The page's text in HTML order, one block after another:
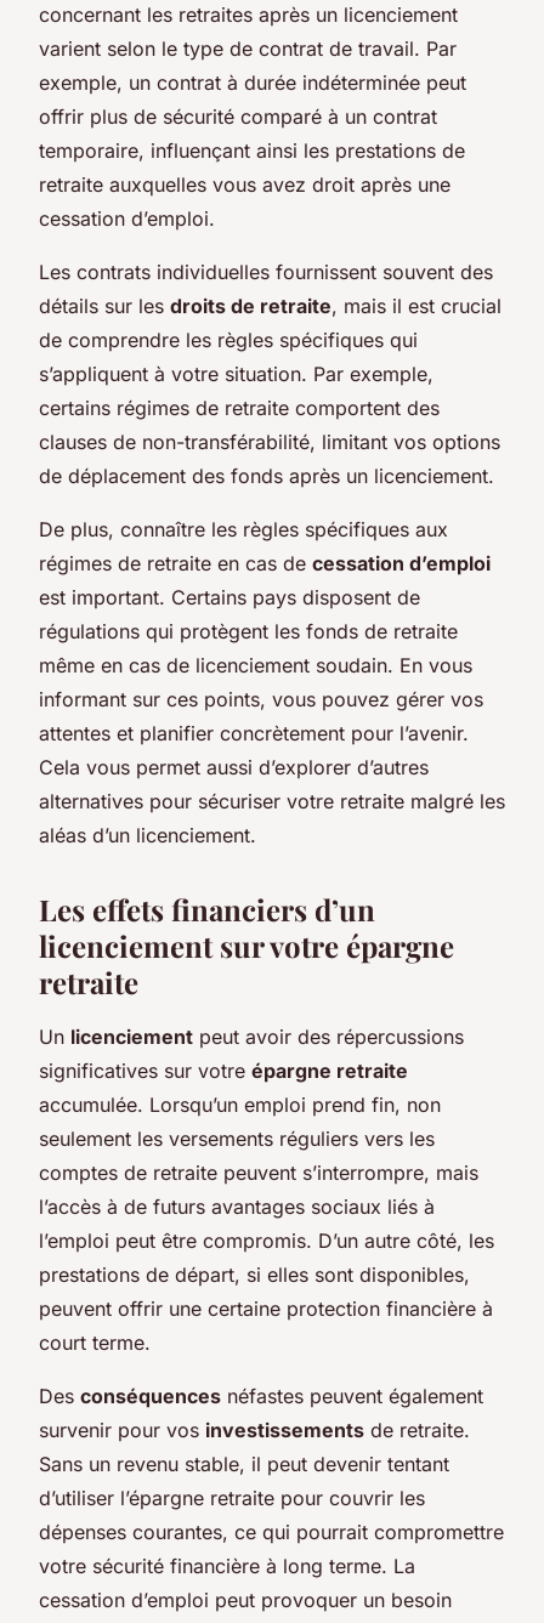
concernant les retraites après un licenciement
varient selon le type de contrat de travail. Par
exemple, un contrat à durée indéterminée peut
offrir plus de sécurité comparé à un contrat
temporaire, influençant ainsi les prestations de
retraite auxquelles vous avez droit après une
cessation d’emploi.
Les contrats individuelles fournissent souvent des
détails sur les droits de retraite, mais il est crucial
de comprendre les règles spécifiques qui
s’appliquent à votre situation. Par exemple,
certains régimes de retraite comportent des
clauses de non-transférabilité, limitant vos options
de déplacement des fonds après un licenciement.
De plus, connaître les règles spécifiques aux
régimes de retraite en cas de cessation d’emploi
est important. Certains pays disposent de
régulations qui protègent les fonds de retraite
même en cas de licenciement soudain. En vous
informant sur ces points, vous pouvez gérer vos
attentes et planifier concrètement pour l’avenir.
Cela vous permet aussi d’explorer d’autres
alternatives pour sécuriser votre retraite malgré les
aléas d’un licenciement.
Les effets financiers d’un
licenciement sur votre épargne
retraite
Un licenciement peut avoir des répercussions
significatives sur votre épargne retraite
accumulée. Lorsqu’un emploi prend fin, non
seulement les versements réguliers vers les
comptes de retraite peuvent s’interrompre, mais
l’accès à de futurs avantages sociaux liés à
l’emploi peut être compromis. D’un autre côté, les
prestations de départ, si elles sont disponibles,
peuvent offrir une certaine protection financière à
court terme.
Des conséquences néfastes peuvent également
survenir pour vos investissements de retraite.
Sans un revenu stable, il peut devenir tentant
d’utiliser l’épargne retraite pour couvrir les
dépenses courantes, ce qui pourrait compromettre
votre sécurité financière à long terme. La
cessation d’emploi peut provoquer un besoin